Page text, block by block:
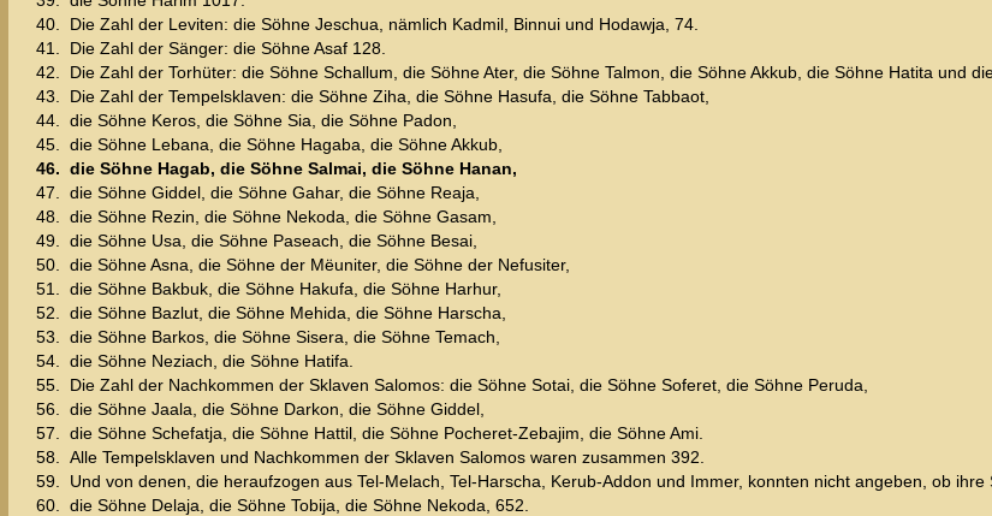
40.
Die Zahl der Leviten: die Söhne Jeschua, nämlich Kadmil, Binnui und Hodawja, 74.
41.
Die Zahl der Sänger: die Söhne Asaf 128.
42.
Die Zahl der Torhüter: die Söhne Schallum, die Söhne Ater, die Söhne Talmon, die Söhne Akkub, die Söhne Hatita und
43.
Die Zahl der Tempelsklaven: die Söhne Ziha, die Söhne Hasufa, die Söhne Tabbaot,
44.
die Söhne Keros, die Söhne Sia, die Söhne Padon,
45.
die Söhne Lebana, die Söhne Hagaba, die Söhne Akkub,
46. die Söhne Hagab, die Söhne Salmai, die Söhne Hanan,
47.
die Söhne Giddel, die Söhne Gahar, die Söhne Reaja,
48.
die Söhne Rezin, die Söhne Nekoda, die Söhne Gasam,
49.
die Söhne Usa, die Söhne Paseach, die Söhne Besai,
50.
die Söhne Asna, die Söhne der Mëuniter, die Söhne der Nefusiter,
51.
die Söhne Bakbuk, die Söhne Hakufa, die Söhne Harhur,
52.
die Söhne Bazlut, die Söhne Mehida, die Söhne Harscha,
53.
die Söhne Barkos, die Söhne Sisera, die Söhne Temach,
54.
die Söhne Neziach, die Söhne Hatifa.
55.
Die Zahl der Nachkommen der Sklaven Salomos: die Söhne Sotai, die Söhne Soferet, die Söhne Peruda,
56.
die Söhne Jaala, die Söhne Darkon, die Söhne Giddel,
57.
die Söhne Schefatja, die Söhne Hattil, die Söhne Pocheret-Zebajim, die Söhne Ami.
58.
Alle Tempelsklaven und Nachkommen der Sklaven Salomos waren zusammen 392.
59.
Und von denen, die heraufzogen aus Tel-Melach, Tel-Harscha, Kerub-Addon und Immer, konnten nicht angeben, ob
60.
die Söhne Delaja, die Söhne Tobija, die Söhne Nekoda, 652.